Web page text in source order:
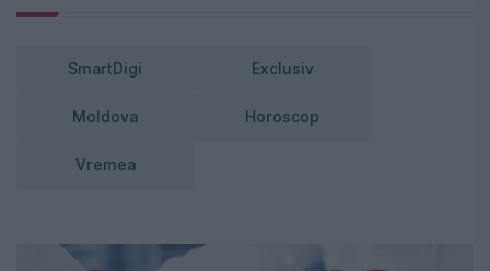
SmartDigi Exclusiv
Moldova Horoscop
Vremea